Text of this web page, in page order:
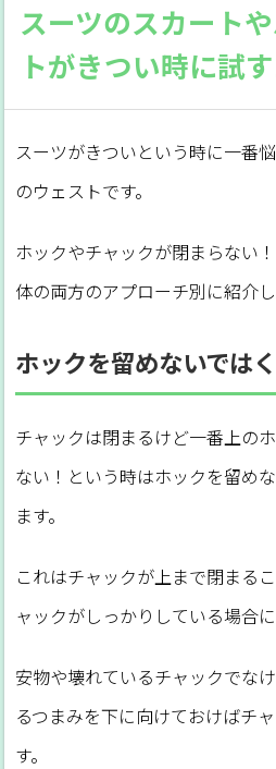
スーツのスカート
トがきつい時に試
スーツがきついという時に一番
のウェストです。
ホックやチャックが閉まらない
体の両方のアプローチ別に紹介し
ホックを留めないではく
チャックは閉まるけど一番上の
ない！という時はホックを留め
ます。
これはチャックが上まで閉まる
ャックがしっかりしている場合に
安物や壊れているチャックでな
るつまみを下に向けておけばチ
す。